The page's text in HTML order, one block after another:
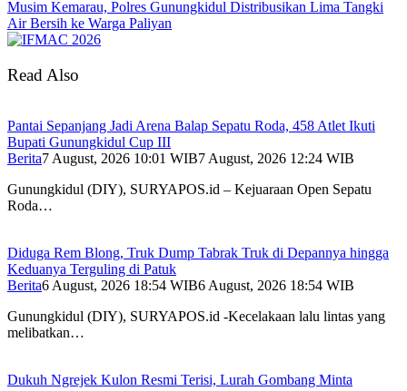
Musim Kemarau, Polres Gunungkidul Distribusikan Lima Tangki
Air Bersih ke Warga Paliyan
Read Also
Pantai Sepanjang Jadi Arena Balap Sepatu Roda, 458 Atlet Ikuti
Bupati Gunungkidul Cup III
Berita7 August, 2026 10:01 WIB7 August, 2026 12:24 WIB
Gunungkidul (DIY), SURYAPOS.id – Kejuaraan Open Sepatu
Roda…
Diduga Rem Blong, Truk Dump Tabrak Truk di Depannya hingga
Keduanya Terguling di Patuk
Berita6 August, 2026 18:54 WIB6 August, 2026 18:54 WIB
Gunungkidul (DIY), SURYAPOS.id -Kecelakaan lalu lintas yang
melibatkan…
Dukuh Ngrejek Kulon Resmi Terisi, Lurah Gombang Minta